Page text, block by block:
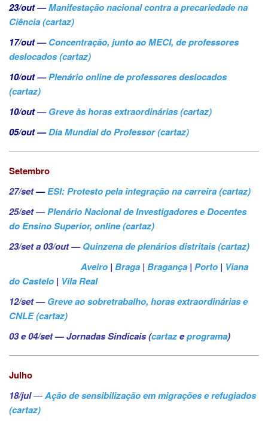
23/out—Manifestação nacional contra a precariedade na
Ciência (cartaz)
17/out—Concentração, junto ao MECI, de professores
deslocados (cartaz)
10/out—Plenário online de professores deslocados
(cartaz)
10/out— Greve às horas extraordinárias (cartaz)
05/out—Dia Mundial do Professor (cartaz)
Setembro
27/set—ESI: Protesto pela integração na carreira (cartaz)
25/set —Plenário Nacional de Investigadores e Docentes
do Ensino Superior, online (cartaz)
23/set a 03/out —Quinzena de plenários distritais (cartaz)
Aveiro | Braga | Bragança | Porto | Viana
do Castelo | Vila Real
12/set —Greve ao sobretrabalho, horas extraordinárias e
CNLE (cartaz)
03 e 04/set—Jornadas Sindicais (cartazeprograma)
Julho
18/jul—Ação de sensibilização em migrações e refugiados
(cartaz)